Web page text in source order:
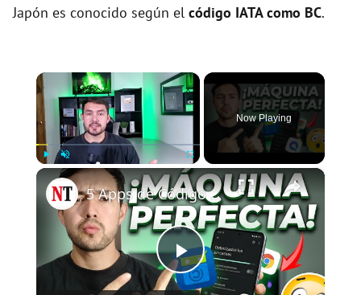
Japón es conocido según el código IATA como BC.
×
Unmute Fullscreen
Now Playing
×
P
5 Apps de Código Abierto que Transforman tu Android en una Máquina Perfecta